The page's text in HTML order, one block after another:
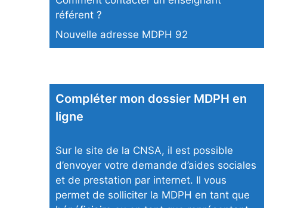
référent ?
Nouvelle adresse MDPH 92
Compléter mon dossier MDPH en
ligne
Sur le site de la CNSA, il est possible
d’envoyer votre demande d’aides sociales
et de prestation par internet. Il vous
permet de solliciter la MDPH en tant que